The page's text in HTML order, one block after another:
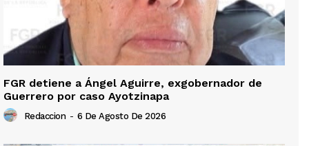
FGR detiene a Ángel Aguirre, exgobernador de
Guerrero por caso Ayotzinapa
Redaccion - 6 De Agosto De 2026